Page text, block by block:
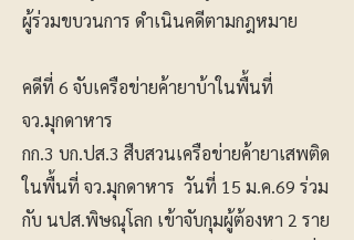
ผู้ร่วมขบวนการ ดำเนินคดีตามกฎหมาย
คดีที่ 6 จับเครือข่ายค้ายาบ้าในพื้นที่
จว.มุกดาหาร
กก.3 บก.ปส.3 สืบสวนเครือข่ายค้ายาเสพติด
ในพื้นที่ จว.มุกดาหาร วันที่ 15 ม.ค.69 ร่วม
กับ นปส.พิษณุโลก เข้าจับกุมผู้ต้องหา 2 ราย